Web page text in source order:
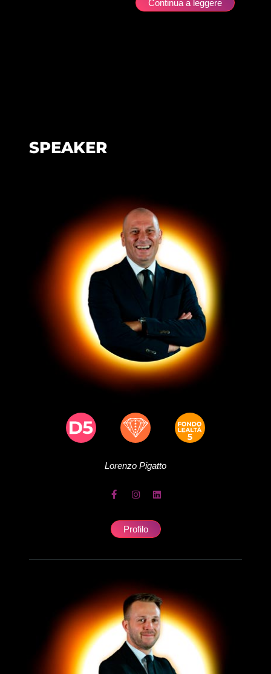
Continua a leggere
SPEAKER
Lorenzo Pigatto
Profilo